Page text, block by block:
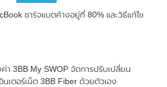
ชาร์จแบตค้างอยู่ที่ 80% และวิธีแก้ไข
า 3BB My SWOP จัดการปรับเปลี่ยน
นเตอร์เน็ต 3BB Fiber ด้วยตัวเอง